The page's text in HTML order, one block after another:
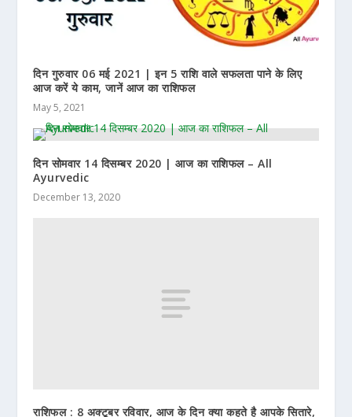
दिन गुरुवार 06 मई 2021 | इन 5 राशि वाले सफलता पाने के लिए
आज करें ये काम, जानें आज का राशिफल
May 5, 2021
दिन सोमवार 14 दिसम्बर 2020 | आज का राशिफल – All
Ayurvedic
December 13, 2020
राशिफल : 8 अक्टूबर रविवार, आज के दिन क्या कहते है आपके सितारे,